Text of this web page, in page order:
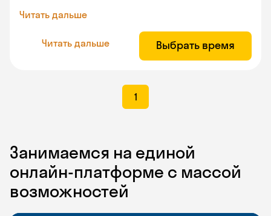
Читать дальше
Читать дальше Выбрать время
1
Занимаемся на единой
онлайн-платформе с массой
возможностей